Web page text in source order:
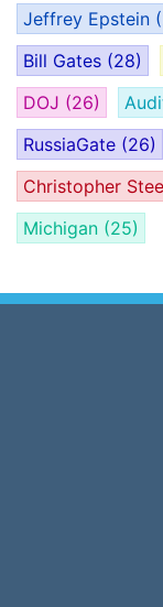
Jeffrey Epstein
Bill Gates (28)
DOJ (26)
RussiaGate (26)
Christopher
Michigan (25)